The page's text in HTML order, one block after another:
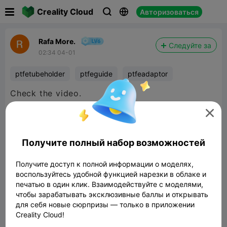
Creality Cloud   Авторизоваться
Rafa More.
02:34 04-01
Следуйте за
ptfetubeholder ptfeguide ptfeadaptor
Check the video.
00:25


Получите полный набор возможностей
Получите доступ к полной информации о моделях,
воспользуйтесь удобной функцией нарезки в облаке и
печатью в один клик. Взаимодействуйте с моделями,
чтобы зарабатывать эксклюзивные баллы и открывать
для себя новые сюрпризы — только в приложении
Creality Cloud!